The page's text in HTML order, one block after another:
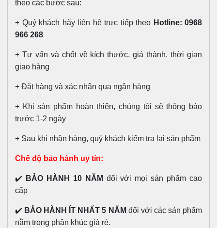
theo các bước sau:
+ Quý khách hãy liên hệ trực tiếp theo Hotline: 0968
966 268
+ Tư vấn và chốt về kích thước, giá thành, thời gian
giao hàng
+ Đặt hàng và xác nhận qua ngân hàng
+ Khi sản phẩm hoàn thiện, chúng tôi sẽ thông báo
trước 1-2 ngày
+ Sau khi nhận hàng, quý khách kiểm tra lại sản phẩm
Chế độ bảo hành uy tín:
✔️ BẢO HÀNH 10 NĂM đối với mọi sản phẩm cao
cấp
✔️ BẢO HÀNH ÍT NHẤT 5 NĂM đối với các sản phẩm
nằm trong phân khúc giá rẻ.